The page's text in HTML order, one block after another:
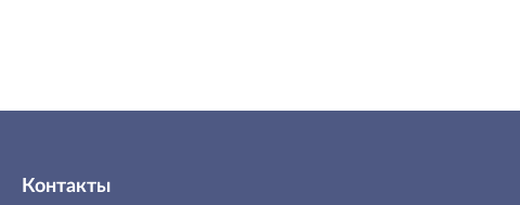
Контакты